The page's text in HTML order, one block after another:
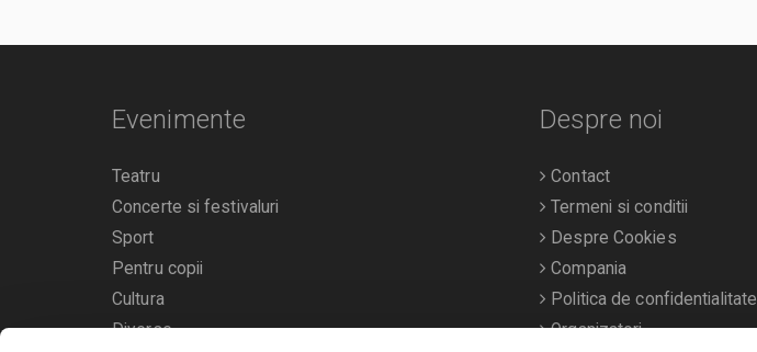
Evenimente
Teatru
Concerte si festivaluri
Sport
Pentru copii
Cultura
Diverse
Despre noi
Contact
Termeni si conditii
Despre Cookies
Compania
Politica de confidentialitate
Organizatori